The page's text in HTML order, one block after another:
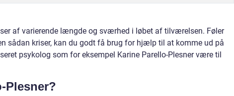
af varierende længde og sværhed i løbet af tilværelsen. Føler
sådan kriser, kan du godt få brug for hjælp til at komme ud på
psykolog som for eksempel Karine Parello-Plesner være til
Plesner?